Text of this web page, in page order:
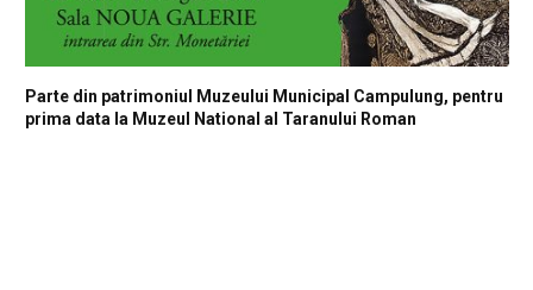
Parte din patrimoniul Muzeului Municipal Campulung, pentru
prima data la Muzeul National al Taranului Roman